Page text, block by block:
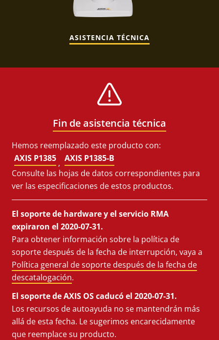
ASISTENCIA TÉCNICA
Fin de asistencia técnica
Hemos reemplazado este producto con:
AXIS P1385 , AXIS P1385-B
Consulte las hojas de datos correspondientes para
ver las especificaciones de estos productos.
El soporte de hardware y el servicio RMA
expiraron el 2020-07-31.
Para obtener información sobre la política de
soporte después de la fecha de interrupción, vaya a
Política general de soporte después de la fecha de
descatalogación.
El soporte de AXIS OS caducó el 2020-07-31.
Los recursos de autoayuda no se mantendrán más
allá de esta fecha. Le sugerimos encarecidamente
que reemplace su producto.